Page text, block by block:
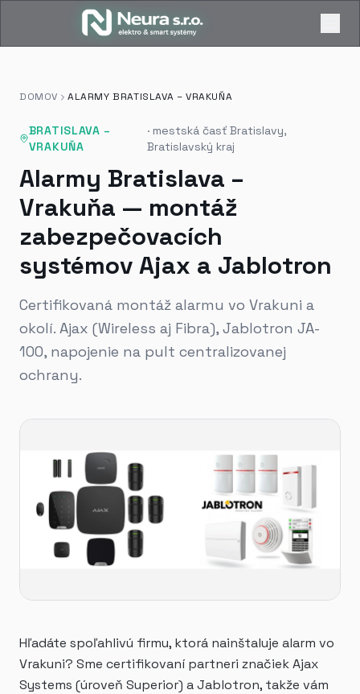
DOMOV ALARMY BRATISLAVA – VRAKUŇA
BRATISLAVA –
VRAKUŇA
· mestská časť Bratislavy,
Bratislavský kraj
Alarmy Bratislava –
Vrakuňa — montáž
zabezpečovacích
systémov Ajax a Jablotron
Certifikovaná montáž alarmu vo Vrakuni a
okolí. Ajax (Wireless aj Fibra), Jablotron JA-
100, napojenie na pult centralizovanej
ochrany.
Hľadáte spoľahlivú firmu, ktorá nainštaluje alarm vo
Vrakuni? Sme certifikovaní partneri značiek Ajax
Systems (úroveň Superior) a Jablotron, takže vám